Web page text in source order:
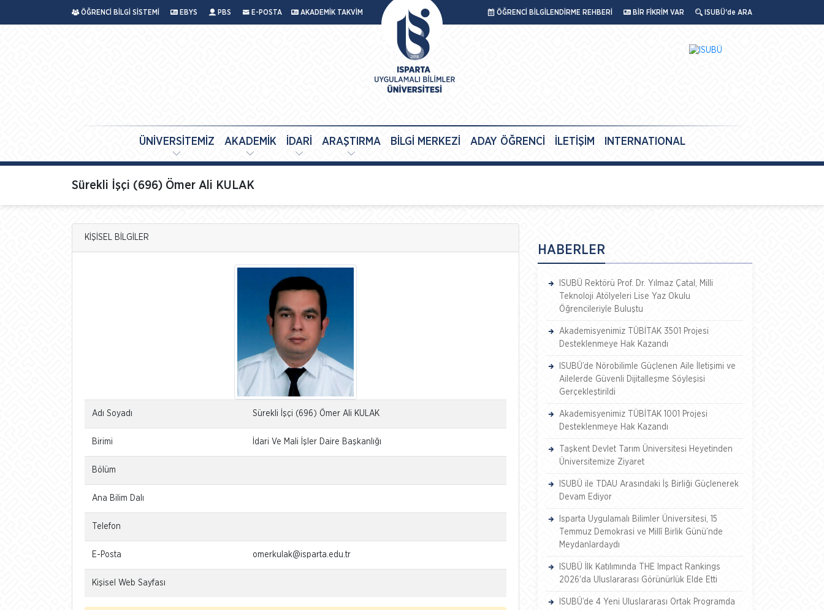
ÖĞRENCİ BİLGİ SİSTEMİ EBYS PBS E-POSTA AKADEMİK TAKVİM ÖĞRENCİ BİLGİLENDİRME REHBERİ BİR FİKRİM VAR ISUBÜ'de ARA
ÜNİVERSİTEMİZ AKADEMİK İDARİ ARAŞTIRMA BİLGİ MERKEZİ ADAY ÖĞRENCİ İLETİŞİM INTERNATIONAL
Sürekli İşçi (696) Ömer Ali KULAK
KİŞİSEL BİLGİLER
Adı Soyadı Sürekli İşçi (696) Ömer Ali KULAK
Birimi İdari Ve Mali İşler Daire Başkanlığı
Bölüm
Ana Bilim Dalı
Telefon
E-Posta omerkulak@isparta.edu.tr
Kişisel Web Sayfası
HABERLER
ISUBÜ Rektörü Prof. Dr. Yılmaz Çatal, Milli
Teknoloji Atölyeleri Lise Yaz Okulu
Öğrencileriyle Buluştu
Akademisyenimiz TÜBİTAK 3501 Projesi
Desteklenmeye Hak Kazandı
ISUBÜ’de Nörobilimle Güçlenen Aile İletişimi ve
Ailelerde Güvenli Dijitalleşme Söyleşisi
Gerçekleştirildi
Akademisyenimiz TÜBİTAK 1001 Projesi
Desteklenmeye Hak Kazandı
Taşkent Devlet Tarım Üniversitesi Heyetinden
Üniversitemize Ziyaret
ISUBÜ ile TDAU Arasındaki İş Birliği Güçlenerek
Devam Ediyor
Isparta Uygulamalı Bilimler Üniversitesi, 15
Temmuz Demokrasi ve Millî Birlik Günü’nde
Meydanlardaydı
ISUBÜ İlk Katılımında THE Impact Rankings
2026'da Uluslararası Görünürlük Elde Etti
ISUBÜ’de 4 Yeni Uluslararası Ortak Programda